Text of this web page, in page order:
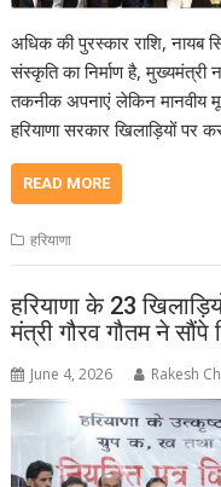
अधिक की पुरस्कार राशि, नायब
संस्कृति का निर्माण है, मुख्यमंत्री
तकनीक अपनाएं लेकिन मानवीय
हरियाणा सरकार खिलाड़ियों पर
READ MORE
हरियाणा
हरियाणा के 23
मंत्री गौरव गौतम ने सौंपे
June 4, 2026 Rakesh